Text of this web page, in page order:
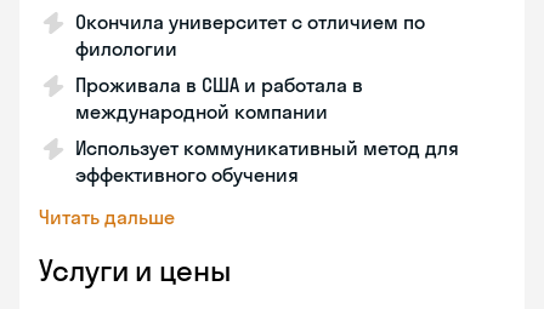
Окончила университет с отличием по
филологии
Проживала в США и работала в
международной компании
Использует коммуникативный метод для
эффективного обучения
Читать дальше
Услуги и цены